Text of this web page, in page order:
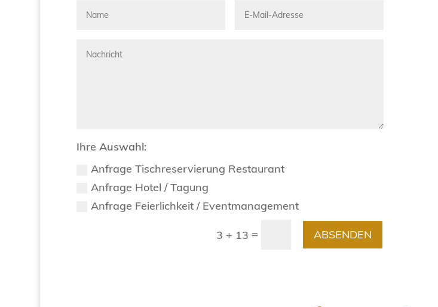
Ihre Auswahl:
Anfrage Tischreservierung Restaurant
Anfrage Hotel / Tagung
Anfrage Feierlichkeit / Eventmanagement
3 + 13 = ABSENDEN